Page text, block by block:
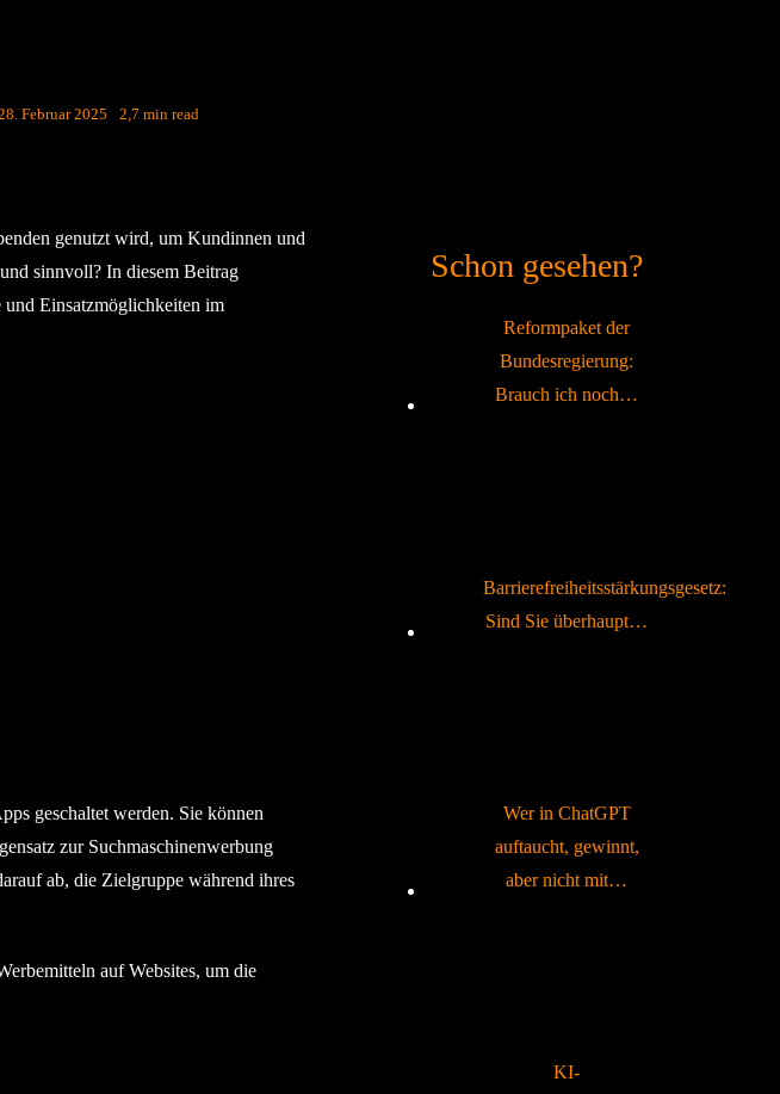
Februar 2025 2,7 min read
genutzt wird, um Kundinnen und
sinnvoll? In diesem Beitrag
Einsatzmöglichkeiten im
geschaltet werden. Sie können
zur Suchmaschinenwerbung
ab, die Zielgruppe während ihres
auf Websites, um die
Schon gesehen?
Reformpaket der
Bundesregierung:
Brauch ich noch…
Barrierefreiheitsstärkungsgesetz:
Sind Sie überhaupt…
Wer in ChatGPT
auftaucht, gewinnt,
aber nicht mit…
KI-